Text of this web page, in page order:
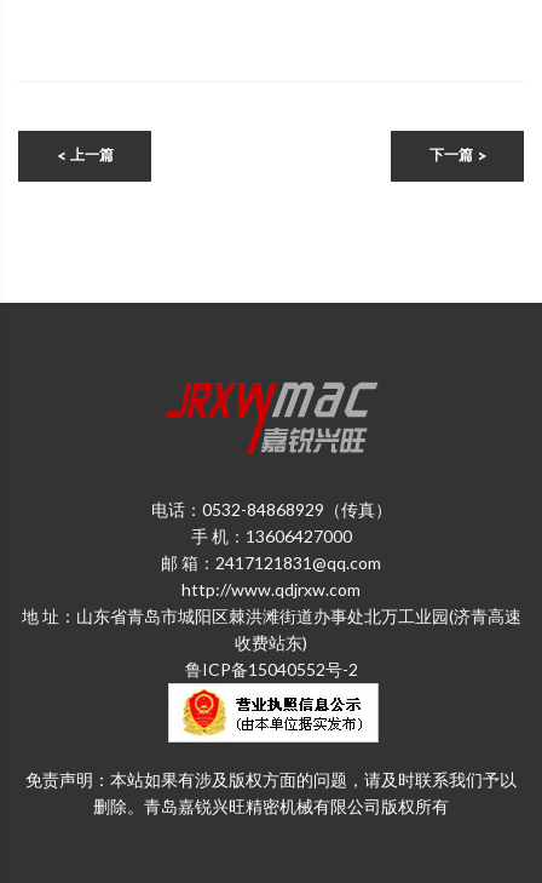
< 上一篇 下一篇 >
电话：0532-84868929（传真）
手 机：13606427000
邮 箱：2417121831@qq.com
http://www.qdjrxw.com
地 址：山东省青岛市城阳区棘洪滩街道办事处北万工业园(济青高速
收费站东)
鲁ICP备15040552号-2
免责声明：本站如果有涉及版权方面的问题，请及时联系我们予以
删除。青岛嘉锐兴旺精密机械有限公司版权所有